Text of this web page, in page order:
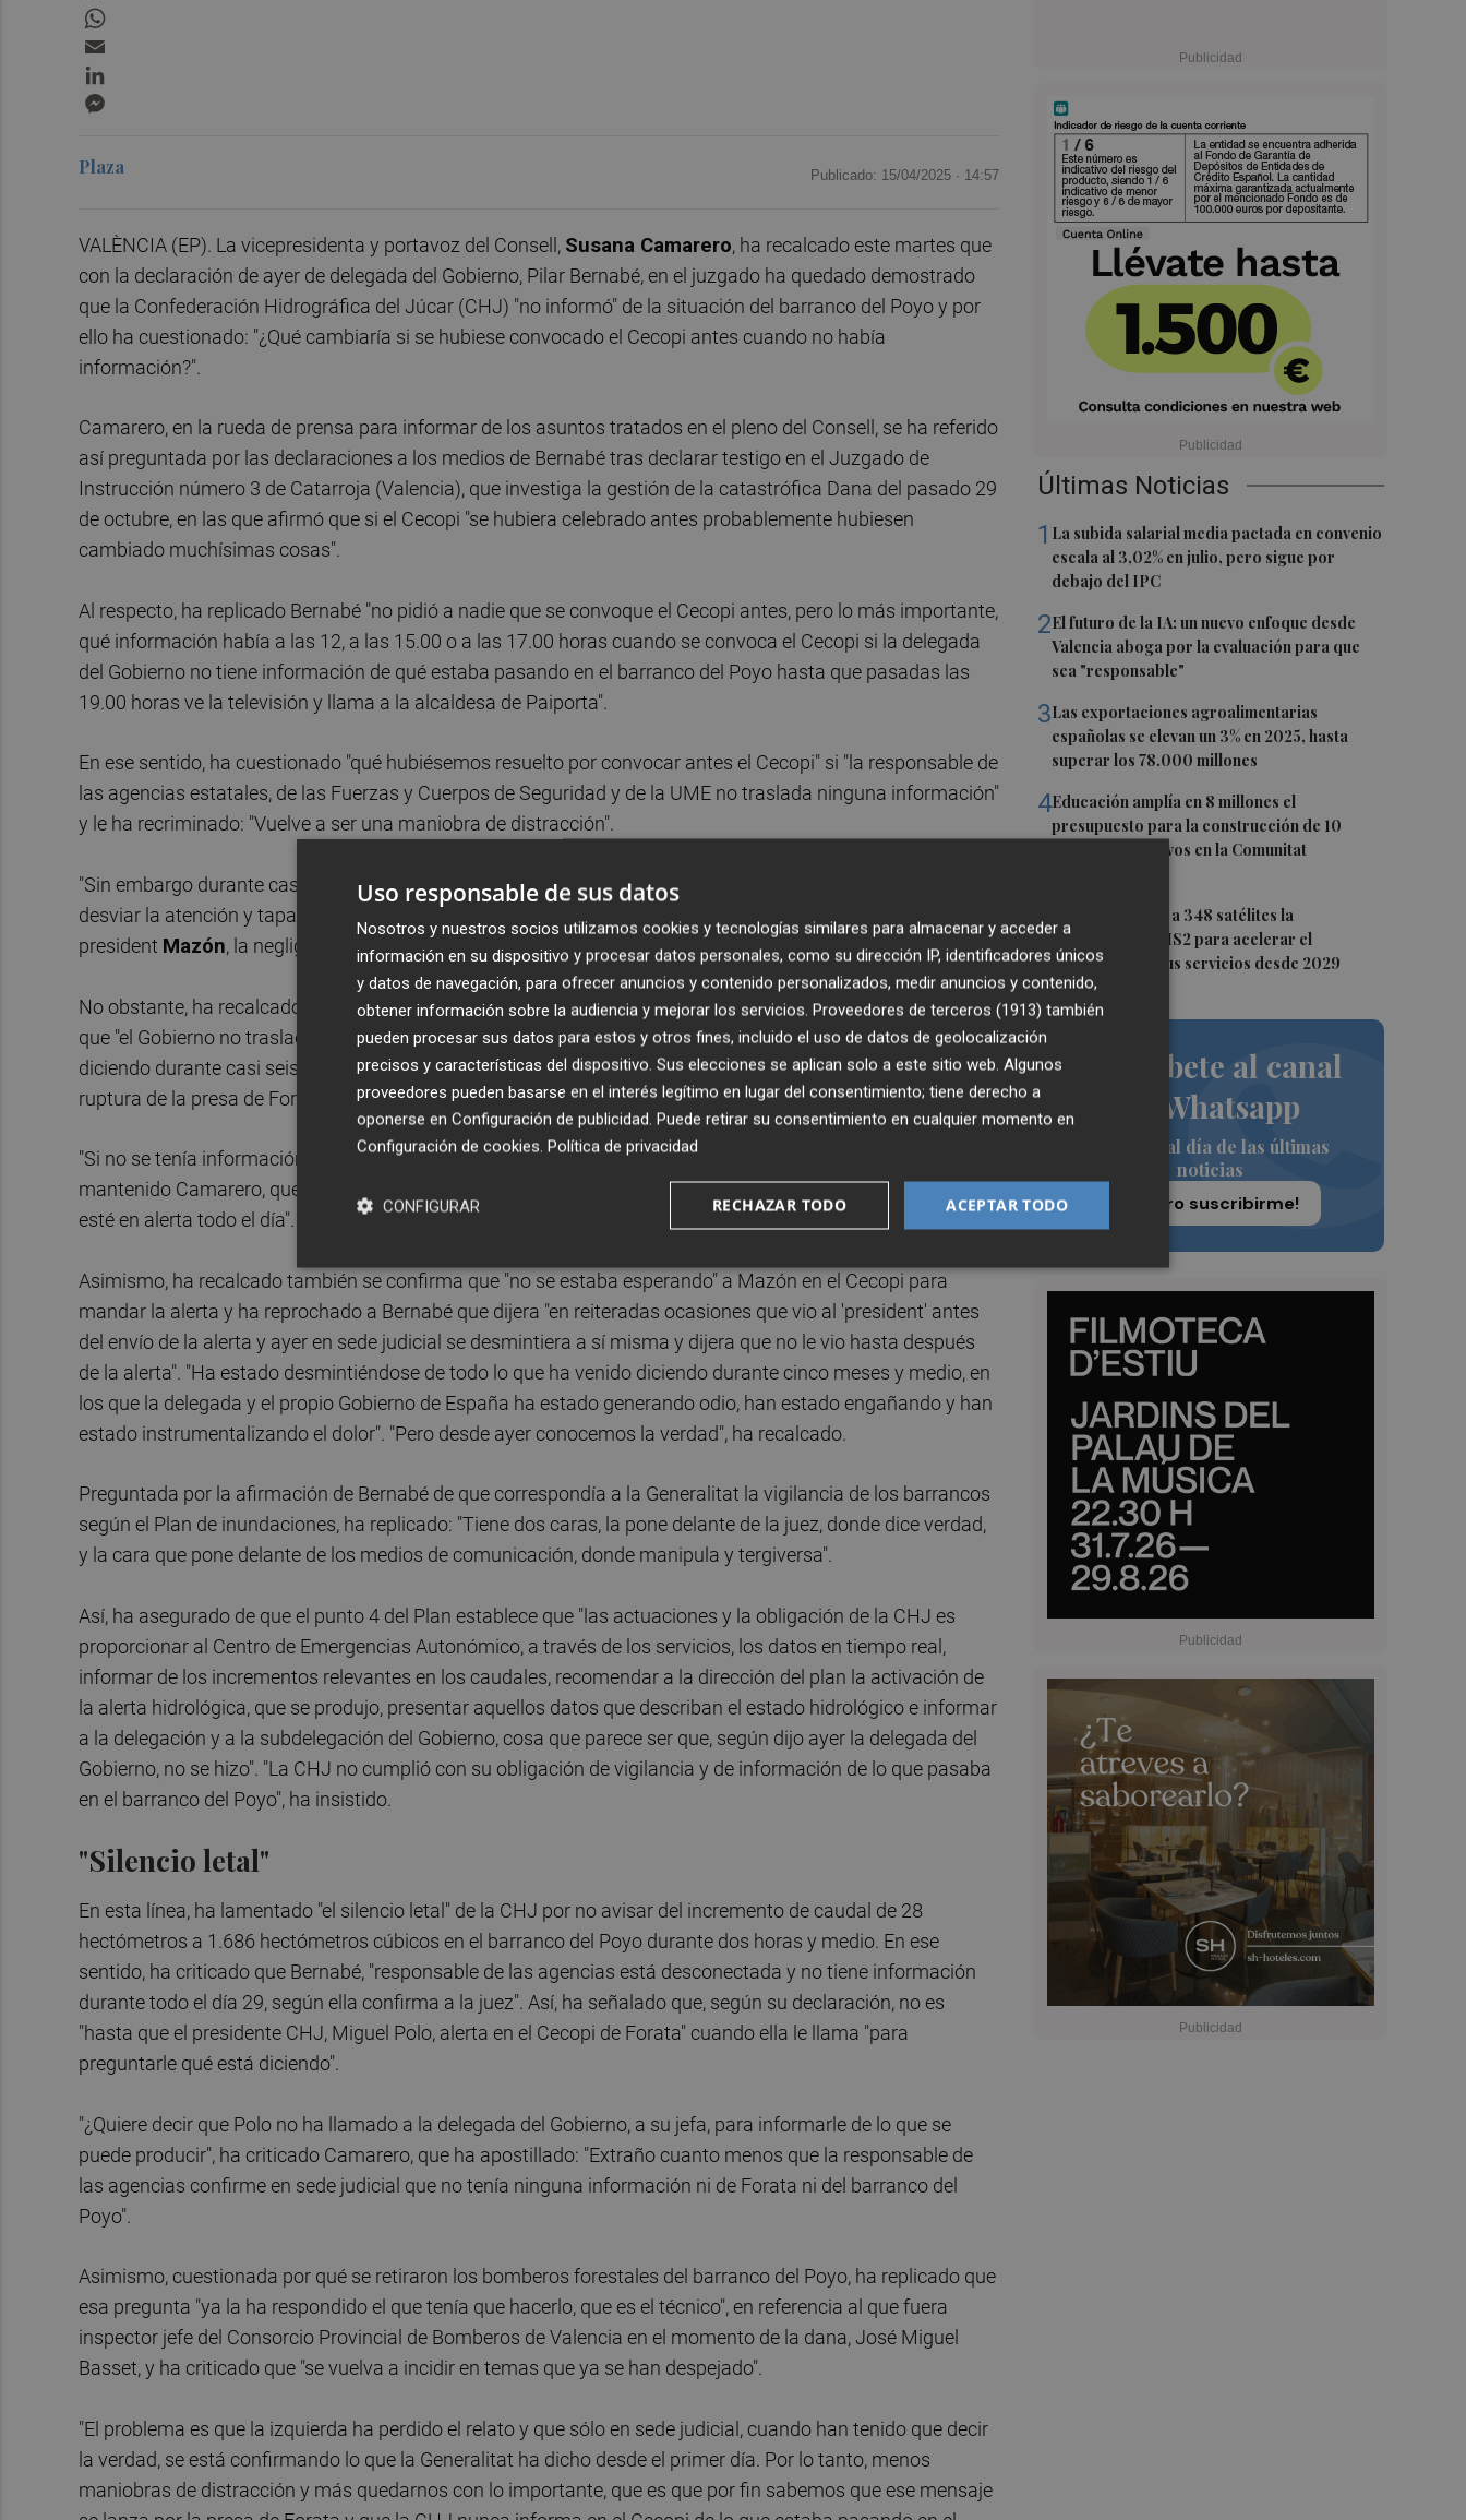
Últimas Noticias
1 La subida salarial media pactada en convenio
escala al 3,02% en julio, pero sigue por
debajo del IPC
2El futuro de la IA: un nuevo enfoque desde
Valencia aboga por la evaluación para que
sea "responsable"
3Las exportaciones agroalimentarias
españolas se elevan un 3% en 2025, hasta
superar los 78.000 millones
4Educación amplía en 8 millones el
presupuesto para la construcción de 10
centros educativos en la Comunitat
5 Bruselas amplía a 348 satélites la
constelación IRIS2 para acelerar el
despliegue de sus servicios desde 2029
Suscríbete al canal
de Whatsapp
Siempre al día de las últimas
noticias
¡Quiero suscribirme!
Plaza Publicado: 15/04/2025 · 14:57
VALÈNCIA (EP). La vicepresidenta y portavoz del Consell, Susana Camarero, ha recalcado este martes que
con la declaración de ayer de delegada del Gobierno, Pilar Bernabé, en el juzgado ha quedado demostrado
que la Confederación Hidrográfica del Júcar (CHJ) "no informó" de la situación del barranco del Poyo y por
ello ha cuestionado: "¿Qué cambiaría si se hubiese convocado el Cecopi antes cuando no había
información?".
Camarero, en la rueda de prensa para informar de los asuntos tratados en el pleno del Consell, se ha referido
así preguntada por las declaraciones a los medios de Bernabé tras declarar testigo en el Juzgado de
Instrucción número 3 de Catarroja (Valencia), que investiga la gestión de la catastrófica Dana del pasado 29
de octubre, en las que afirmó que si el Cecopi "se hubiera celebrado antes probablemente hubiesen
cambiado muchísimas cosas".
Al respecto, ha replicado Bernabé "no pidió a nadie que se convoque el Cecopi antes, pero lo más importante,
qué información había a las 12, a las 15.00 o a las 17.00 horas cuando se convoca el Cecopi si la delegada
del Gobierno no tiene información de qué estaba pasando en el barranco del Poyo hasta que pasadas las
19.00 horas ve la televisión y llama a la alcaldesa de Paiporta".
En ese sentido, ha cuestionado "qué hubiésemos resuelto por convocar antes el Cecopi" si "la responsable de
las agencias estatales, de las Fuerzas y Cuerpos de Seguridad y de la UME no traslada ninguna información"
y le ha recriminado: "Vuelve a ser una maniobra de distracción".
"Sin embargo durante casi seis meses manipula, crea bulos y miente sobre lo que estaba pasando para
desviar la atención y tapar con una campaña de acoso, de ataques y de insultos, especialmente contra el
president Mazón, la negligencia de la Aemet y de la CHJ y desviar así la atención", ha declarado.
No obstante, ha recalcado que con esta declaración, con la obligación de decir la verdad, se ha demostrado
que "el Gobierno no trasladó al Cecopi la situación del barranco del Poyo como llevamos la Generalitat
diciendo durante casi seis meses", y que no se mandó la alerta Es Alert por el barranco, sino por la posible
ruptura de la presa de Forata.
"Si no se tenía información no se podía alertar de lo que estaba pasando en el barranco del Poyo", ha
mantenido Camarero, que se ha preguntado "cómo es posible que quien tiene y quien avisa de la alerta no
esté en alerta todo el día".
Asimismo, ha recalcado también se confirma que "no se estaba esperando" a Mazón en el Cecopi para
mandar la alerta y ha reprochado a Bernabé que dijera "en reiteradas ocasiones que vio al 'president' antes
del envío de la alerta y ayer en sede judicial se desmintiera a sí misma y dijera que no le vio hasta después
de la alerta". "Ha estado desmintiéndose de todo lo que ha venido diciendo durante cinco meses y medio, en
los que la delegada y el propio Gobierno de España ha estado generando odio, han estado engañando y han
estado instrumentalizando el dolor". "Pero desde ayer conocemos la verdad", ha recalcado.
Preguntada por la afirmación de Bernabé de que correspondía a la Generalitat la vigilancia de los barrancos
según el Plan de inundaciones, ha replicado: "Tiene dos caras, la pone delante de la juez, donde dice verdad,
y la cara que pone delante de los medios de comunicación, donde manipula y tergiversa".
Así, ha asegurado de que el punto 4 del Plan establece que "las actuaciones y la obligación de la CHJ es
proporcionar al Centro de Emergencias Autonómico, a través de los servicios, los datos en tiempo real,
informar de los incrementos relevantes en los caudales, recomendar a la dirección del plan la activación de
la alerta hidrológica, que se produjo, presentar aquellos datos que describan el estado hidrológico e informar
a la delegación y a la subdelegación del Gobierno, cosa que parece ser que, según dijo ayer la delegada del
Gobierno, no se hizo". "La CHJ no cumplió con su obligación de vigilancia y de información de lo que pasaba
en el barranco del Poyo", ha insistido.
"Silencio letal"
En esta línea, ha lamentado "el silencio letal" de la CHJ por no avisar del incremento de caudal de 28
hectómetros a 1.686 hectómetros cúbicos en el barranco del Poyo durante dos horas y medio. En ese
sentido, ha criticado que Bernabé, "responsable de las agencias está desconectada y no tiene información
durante todo el día 29, según ella confirma a la juez". Así, ha señalado que, según su declaración, no es
"hasta que el presidente CHJ, Miguel Polo, alerta en el Cecopi de Forata" cuando ella le llama "para
preguntarle qué está diciendo".
"¿Quiere decir que Polo no ha llamado a la delegada del Gobierno, a su jefa, para informarle de lo que se
puede producir", ha criticado Camarero, que ha apostillado: "Extraño cuanto menos que la responsable de
las agencias confirme en sede judicial que no tenía ninguna información ni de Forata ni del barranco del
Poyo".
Asimismo, cuestionada por qué se retiraron los bomberos forestales del barranco del Poyo, ha replicado que
esa pregunta "ya la ha respondido el que tenía que hacerlo, que es el técnico", en referencia al que fuera
inspector jefe del Consorcio Provincial de Bomberos de Valencia en el momento de la dana, José Miguel
Basset, y ha criticado que "se vuelva a incidir en temas que ya se han despejado".
"El problema es que la izquierda ha perdido el relato y que sólo en sede judicial, cuando han tenido que decir
la verdad, se está confirmando lo que la Generalitat ha dicho desde el primer día. Por lo tanto, menos
maniobras de distracción y más quedarnos con lo importante, que es que por fin sabemos que ese mensaje
Uso responsable de sus datos
Nosotros y nuestros socios utilizamos cookies y tecnologías similares para almacenar y acceder a
información en su dispositivo y procesar datos personales, como su dirección IP, identificadores únicos
y datos de navegación, para ofrecer anuncios y contenido personalizados, medir anuncios y contenido,
obtener información sobre la audiencia y mejorar los servicios. Proveedores de terceros (1913) también
pueden procesar sus datos para estos y otros fines, incluido el uso de datos de geolocalización
precisos y características del dispositivo. Sus elecciones se aplican solo a este sitio web. Algunos
proveedores pueden basarse en el interés legítimo en lugar del consentimiento; tiene derecho a
oponerse en Configuración de publicidad. Puede retirar su consentimiento en cualquier momento en
Configuración de cookies. Política de privacidad
ACEPTAR TODO
RECHAZAR TODO
CONFIGURAR